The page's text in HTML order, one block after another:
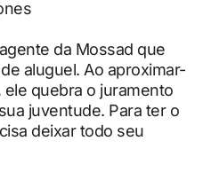
da Mossad que
aluguel. Ao aproximar-
quebra o juramento
juventude. Para ter o
deixar todo seu